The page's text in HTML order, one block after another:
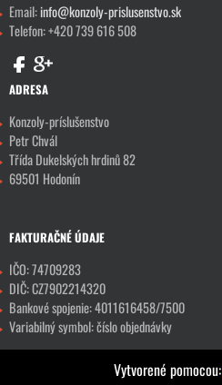
Email:info@konzoly-prislusenstvo.sk
Telefon: +420 739 616 508
ADRESA
Konzoly-príslušenstvo
Petr Chvál
Třída Dukelských hrdinů 82
69501 Hodonín
FAKTURAČNÉ ÚDAJE
IČO: 74709283
DIČ: CZ7902214320
Bankové spojenie: 4011616458/7500
Variabilný symbol: číslo objednávky
Vytvorené pomocou: